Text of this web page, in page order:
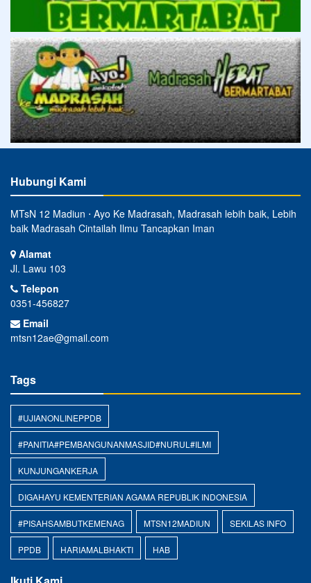
Hubungi Kami
MTsN 12 Madiun ⋅ Ayo Ke Madrasah, Madrasah lebih baik, Lebih
baik Madrasah Cintailah Ilmu Tancapkan Iman
Alamat
Jl. Lawu 103
Telepon
0351-456827
Email
mtsn12ae@gmail.com
Tags
#UJIANONLINEPPDB
#PANITIA#PEMBANGUNANMASJID#NURUL#ILMI
KUNJUNGANKERJA
DIGAHAYU KEMENTERIAN AGAMA REPUBLIK INDONESIA
#PISAHSAMBUTKEMENAG MTSN12MADIUN SEKILAS INFO
PPDB HARIAMALBHAKTI HAB